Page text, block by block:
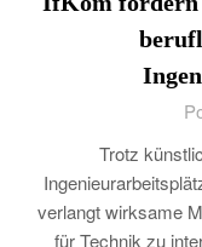
Trotz
verlangt wirksame
für Technik zu